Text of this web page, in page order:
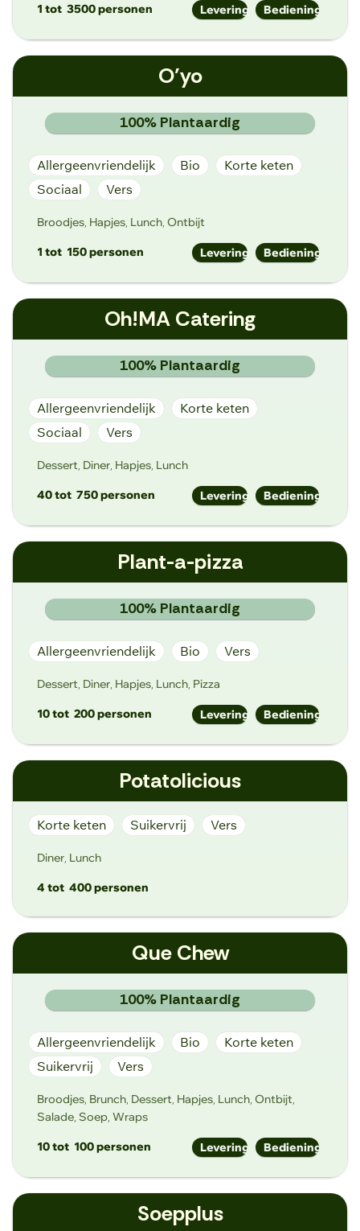
1 tot 3500 personen Bediening
Levering
madambakster.be
Brabantdam 142, 9000 Gent
O’yo
100% Plantaardig
Allergeenvriendelijk Bio
Korte keten
Sociaal
Vers
Broodjes Hapjes Lunch Ontbijt
1 tot 150 personen Bediening
Levering
https://www.oyobar.be
Branbantdam 82, 9000 Gent
Oh!MA Catering
100% Plantaardig
Allergeenvriendelijk
Korte keten
Sociaal
Vers
Dessert Diner Hapjes Lunch
40 tot 750 personen Bediening
Levering
www.oh-ma.eu
Ambachtenlaan 10, 9000 Gent
Plant-a-pizza
100% Plantaardig
Allergeenvriendelijk Bio Vers
Dessert Diner Hapjes Lunch Pizza
10 tot 200 personen Bediening
Levering
www.plantapizza.com/nl/home-2/
Geldmunt 49, 9000 Gent
Potatolicious
Korte keten Suikervrij Vers
Diner Lunch
4 tot 400 personen
http://potatolicious.be
Steenweg 196, 9570 Sint-Maria-Lierde
Que Chew
100% Plantaardig
Allergeenvriendelijk Bio
Korte keten
Suikervrij
Vers
Broodjes Brunch Dessert Hapjes Lunch Ontbijt
Salade Soep Wraps
10 tot 100 personen Bediening
Levering
Soepplus